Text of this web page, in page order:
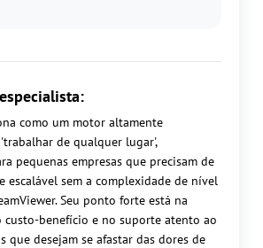
como um motor altamente
de qualquer lugar',
pequenas empresas que precisam de
escalável sem a complexidade de nível
Seu ponto forte está na
custo-benefício e no suporte atento ao
que desejam se afastar das dores de